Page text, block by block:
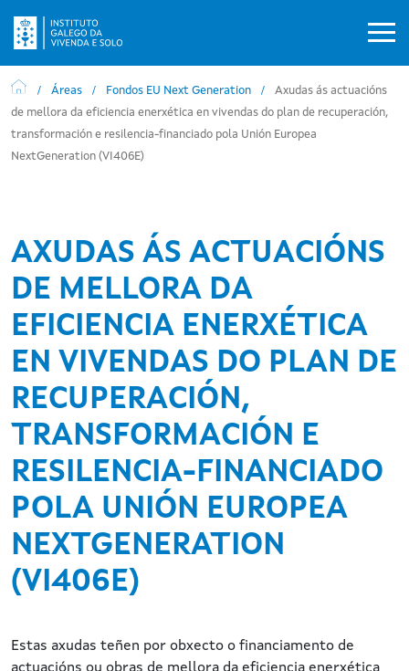
Áreas Fondos EU Next Generation
Axudas ás actuacións
de mellora da eficiencia enerxética en vivendas do plan de recuperación,
transformación e resilencia-financiado pola Unión Europea
NextGeneration (VI406E)
AXUDAS ÁS ACTUACIÓNS
DE MELLORA DA
EFICIENCIA ENERXÉTICA
EN VIVENDAS DO PLAN DE
RECUPERACIÓN,
TRANSFORMACIÓN E
RESILENCIA-FINANCIADO
POLA UNIÓN EUROPEA
NEXTGENERATION
(VI406E)
Estas axudas teñen por obxecto o financiamento de